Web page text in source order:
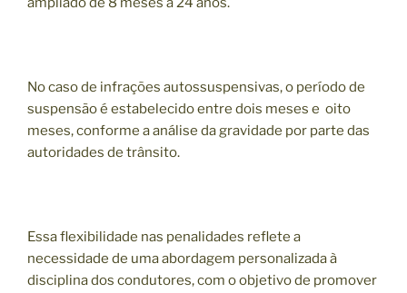
No caso de infrações autossuspensivas, o período de
suspensão é estabelecido entre dois meses e oito
meses, conforme a análise da gravidade por parte das
autoridades de trânsito.
Essa flexibilidade nas penalidades reflete a
necessidade de uma abordagem personalizada à
disciplina dos condutores, com o objetivo de promover